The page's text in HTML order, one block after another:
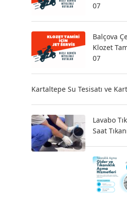
07
Balçova
Klozet
07
Kartaltepe Su Tesisatı ve
Lavabo
Saat